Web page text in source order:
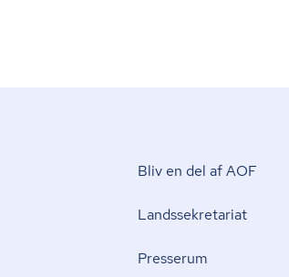
Bliv en del af AOF
Lands­se­kre­ta­ri­at
Presserum